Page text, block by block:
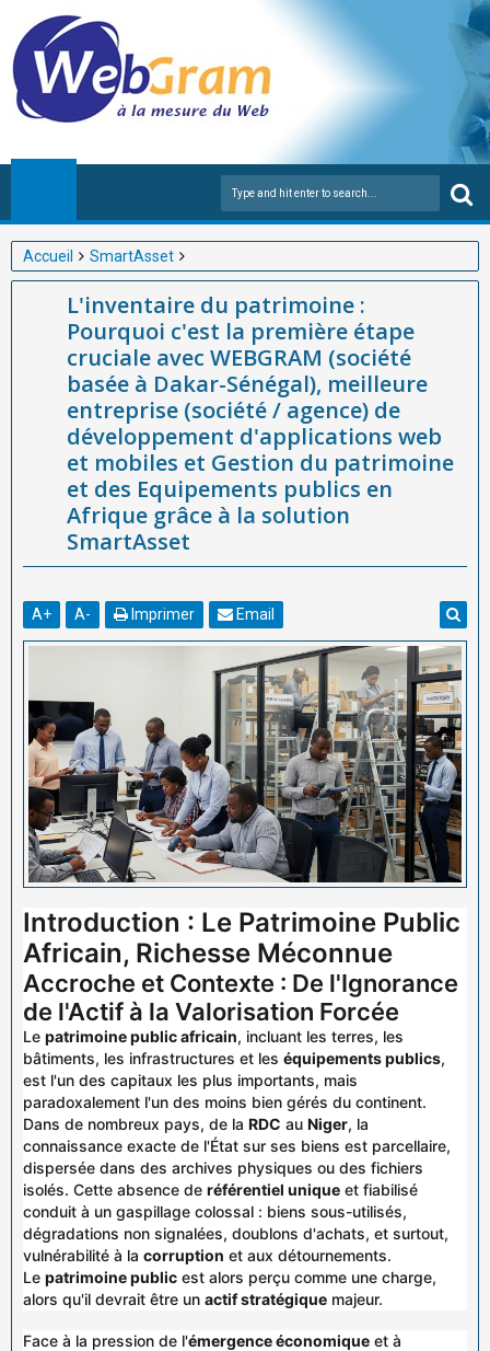
Accueil
SmartAsset
L'inventaire du patrimoine : Pourquoi c'est la première étape
cruciale avec WEBGRAM (société basée à Dakar-Sénégal),
meilleure entreprise (société / agence) de développement
d'applications web et mobiles et Gestion du patrimoine et des
Equipements publics en Afrique grâce à la solution SmartAsset
L'inventaire du patrimoine :
Pourquoi c'est la première étape
cruciale avec WEBGRAM (société
basée à Dakar-Sénégal), meilleure
entreprise (société / agence) de
développement d'applications web
et mobiles et Gestion du patrimoine
et des Equipements publics en
Afrique grâce à la solution
SmartAsset
A+ A- Imprimer Email
Introduction : Le Patrimoine Public
Africain, Richesse Méconnue
Accroche et Contexte : De l'Ignorance
de l'Actif à la Valorisation Forcée
Le patrimoine public africain, incluant les terres, les
bâtiments, les infrastructures et les équipements publics,
est l'un des capitaux les plus importants, mais
paradoxalement l'un des moins bien gérés du continent.
Dans de nombreux pays, de la RDC au Niger, la
connaissance exacte de l'État sur ses biens est parcellaire,
dispersée dans des archives physiques ou des fichiers
isolés. Cette absence de référentiel unique et fiabilisé
conduit à un gaspillage colossal : biens sous-utilisés,
dégradations non signalées, doublons d'achats, et surtout,
vulnérabilité à la corruption et aux détournements.
Le patrimoine public est alors perçu comme une charge,
alors qu'il devrait être un actif stratégique majeur.
Face à la pression de l'émergence économique et à